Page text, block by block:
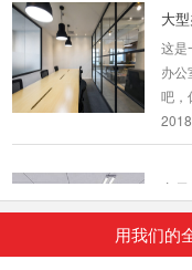
大
这是
办
吧，
电
深圳
2、
量...
用我们的